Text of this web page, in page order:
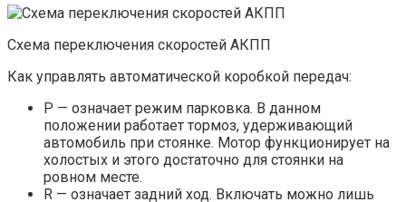
Схема переключения скоростей АКПП
Как управлять автоматической коробкой передач:
Р — означает режим парковка. В данном
положении работает тормоз, удерживающий
автомобиль при стоянке. Мотор функционирует на
холостых и этого достаточно для стоянки на
ровном месте.
R — означает задний ход. Включать можно лишь